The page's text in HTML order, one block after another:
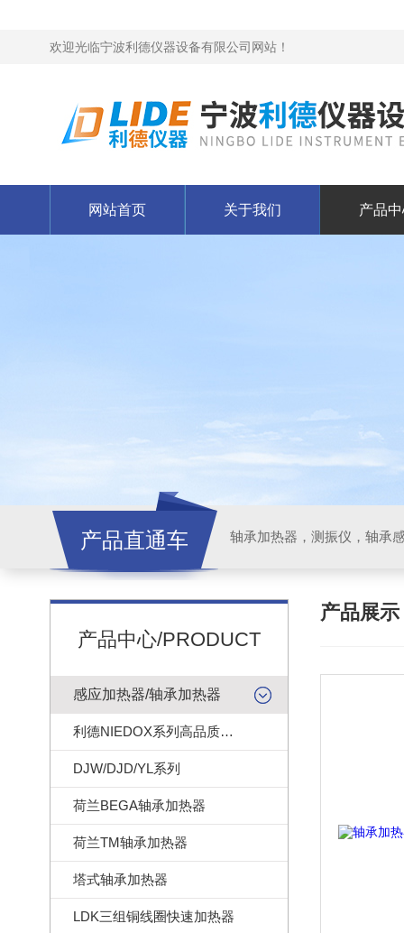
欢迎光临宁波利德仪器设备有限公司网站！
网站首页 关于我们 产品
产品直通车 轴承加热器，测振仪，轴承
产品中心/PRODUCT
感应加热器/轴承加热器
利德NIEDOX系列高品质轴承加热器
DJW/DJD/YL系列
荷兰BEGA轴承加热器
荷兰TM轴承加热器
塔式轴承加热器
LDK三组铜线圈快速加热器
产品展示